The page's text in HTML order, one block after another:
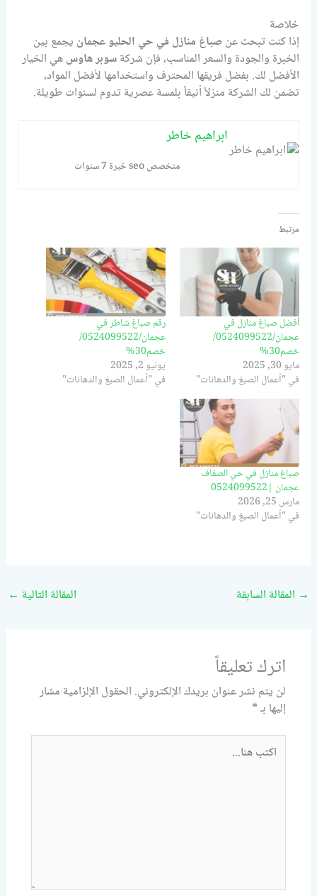
خلاصة
إذا كنت تبحث عن صباغ منازل في حي الحليو عجمان يجمع بين
الخبرة والجودة والسعر المناسب، فإن شركةسوبر هاوسهي الخيار
الأفضل لك. بفضل فريقها المحترف واستخدامها لأفضل المواد،
تضمن لك الشركة منزلاً أنيقاً بلمسة عصرية تدوم لسنوات طويلة.
ابراهيم خاطر
متخصص seo خبرة 7 سنوات
مرتبط
أفضل صباغ منازل في
عجمان/0524099522/
خصم30%
مايو 30, 2025
في "أعمال الصبغ والدهانات"
رقم صباغ شاطر في
عجمان/0524099522/
خصم30%
يونيو 2, 2025
في "أعمال الصبغ والدهانات"
صباغ منازل في حي الصفاف
عجمان |0524099522
مارس 25, 2026
في "أعمال الصبغ والدهانات"
→ المقالة السابقة المقالة التالية ←
اترك تعليقاً
لن يتم نشر عنوان بريدك الإلكتروني. الحقول الإلزامية مشار
إليها بـ*
اكتب
هنا...